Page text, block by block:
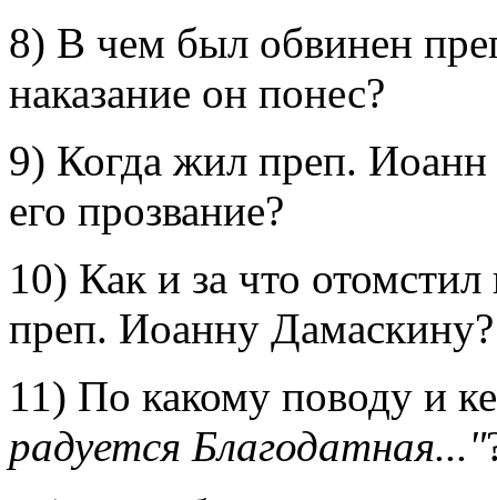
8) В чем был обвинен
наказание он понес?
9) Когда жил преп. Иоанн
его прозвание?
10) Как и за что
преп. Иоанну Дамаскину?
11) По какому поводу и
радуется Благодатная..."